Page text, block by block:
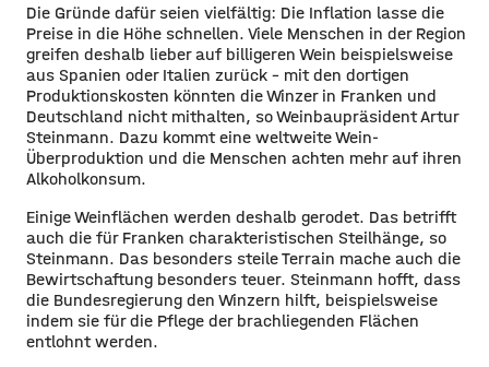
Die Gründe dafür seien vielfältig: Die Inflation lasse die
Preise in die Höhe schnellen. Viele Menschen in der Region
greifen deshalb lieber auf billigeren Wein beispielsweise
aus Spanien oder Italien zurück – mit den dortigen
Produktionskosten könnten die Winzer in Franken und
Deutschland nicht mithalten, so Weinbaupräsident Artur
Steinmann. Dazu kommt eine weltweite Wein-
Überproduktion und die Menschen achten mehr auf ihren
Alkoholkonsum.
Einige Weinflächen werden deshalb gerodet. Das betrifft
auch die für Franken charakteristischen Steilhänge, so
Steinmann. Das besonders steile Terrain mache auch die
Bewirtschaftung besonders teuer. Steinmann hofft, dass
die Bundesregierung den Winzern hilft, beispielsweise
indem sie für die Pflege der brachliegenden Flächen
entlohnt werden.